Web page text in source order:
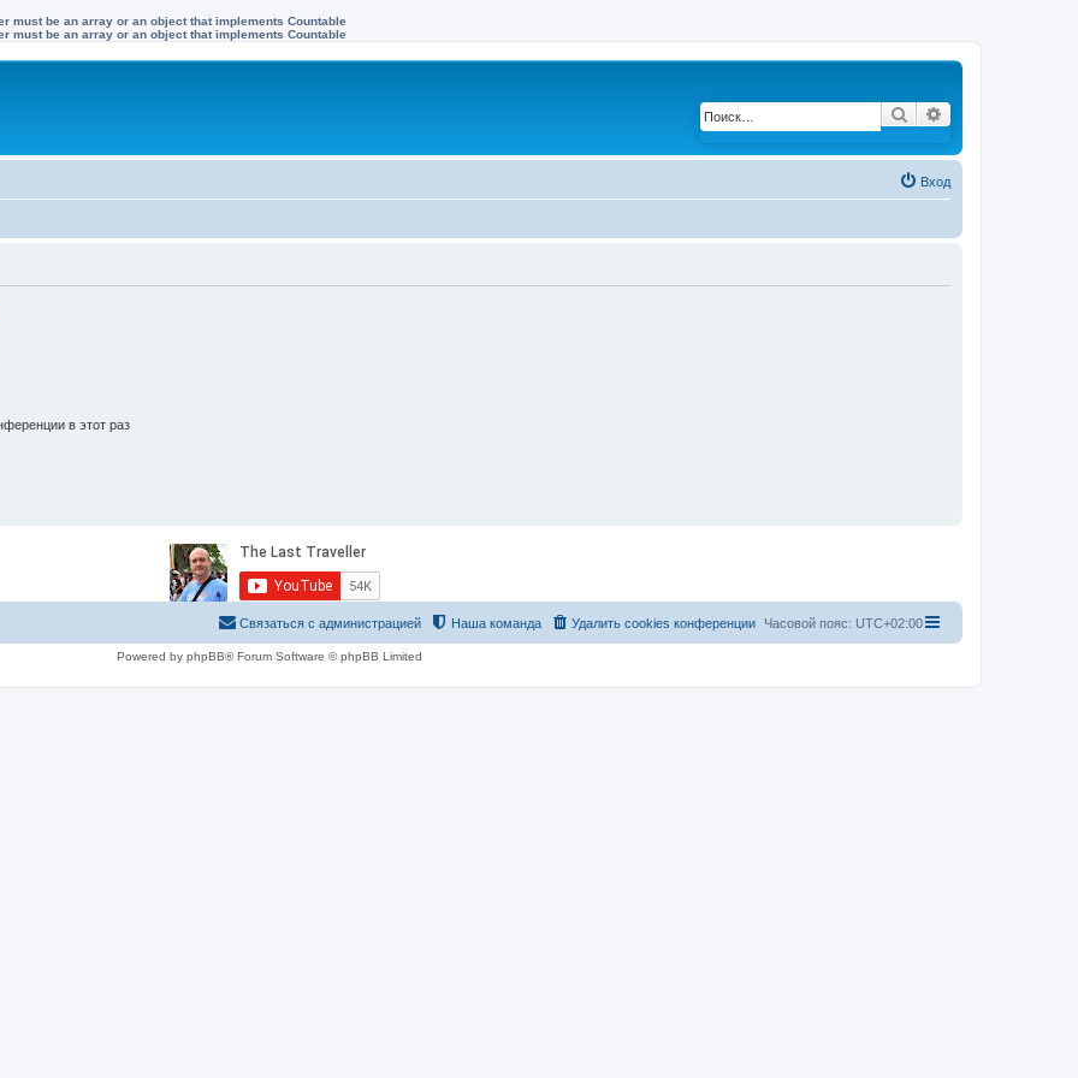
must be an array or an object that implements Countable
must be an array or an object that implements Countable
Поиск
Вход
в этот раз
Часовой пояс: UTC+02:00
Удалить cookies конференции
Наша команда
Связаться с администрацией
Powered by phpBB® Forum Software © phpBB Limited